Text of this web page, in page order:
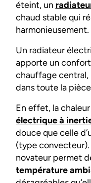
éteint, un
chaud stable qui
harmonieusement.
Un radiateur
apporte un
chauffage
dans toute la
En effet, la
électrique à
douce que celle
(type convecteur).
novateur permet
température